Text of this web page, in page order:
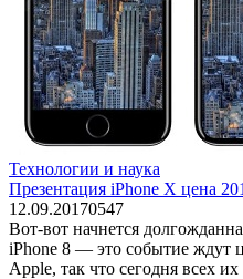
Технологии и наука
Презентация iPhone X цена
12.09.20170547
Вот-вот начнется
iPhone 8 — это событие ждут
Apple, так что сегодня всех их